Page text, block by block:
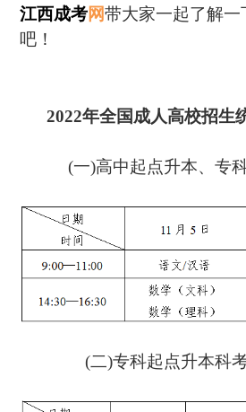
江西成考网带大家一起了解
吧！
2022年全国成人高校招生
(一)高中起点升本、专
(二)专科起点升本科